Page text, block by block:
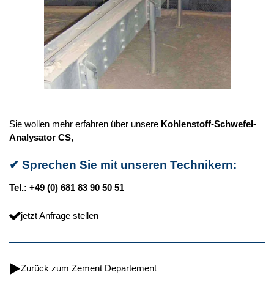
Sie wollen mehr erfahren über unsere Kohlenstoff-Schwefel-
Analysator CS,
✔ Sprechen Sie mit unseren Technikern:
Tel.: +49 (0) 681 83 90 50 51
jetzt Anfrage stellen
Zurück zum Zement Departement